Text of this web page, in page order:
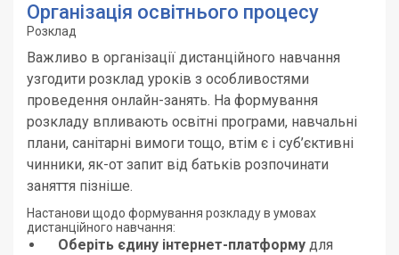
Організація освітнього процесу
Розклад
Важливо в організації дистанційного навчання
узгодити розклад уроків з особливостями
проведення онлайн-занять. На формування
розкладу впливають освітні програми, навчальні
плани, санітарні вимоги тощо, втім є і суб’єктивні
чинники, як-от запит від батьків розпочинати
заняття пізніше.
Настанови щодо формування розкладу в умовах
дистанційного навчання:
Оберіть єдину інтернет-платформу для